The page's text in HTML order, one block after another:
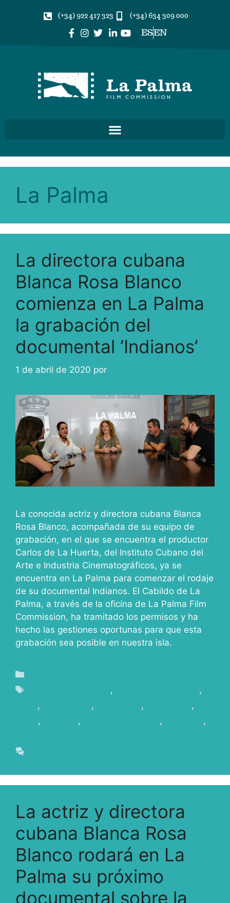
(+34) 922 417 323 (+34) 634 309 000
ESEN
La Palma
La directora cubana
Blanca Rosa Blanco
comienza en La Palma
la grabación del
documental ‘Indianos’
1 de abril de 2020 por
La conocida actriz y directora cubana Blanca
Rosa Blanco, acompañada de su equipo de
grabación, en el que se encuentra el productor
Carlos de La Huerta, del Instituto Cubano del
Arte e Industria Cinematográficos, ya se
encuentra en La Palma para comenzar el rodaje
de su documental Indianos. El Cabildo de La
Palma, a través de la oficina de La Palma Film
Commission, ha tramitado los permisos y ha
hecho las gestiones oportunas para que esta
grabación sea posible en nuestra isla.
,
,
, , ,
,
, , ,
,
La actriz y directora
cubana Blanca Rosa
Blanco rodará en La
Palma su próximo
documental sobre la